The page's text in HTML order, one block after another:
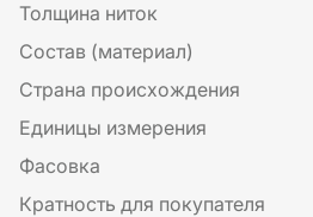
Толщина ниток
Состав (материал)
Страна происхождения
Единицы измерения
Фасовка
Кратность для покупателя